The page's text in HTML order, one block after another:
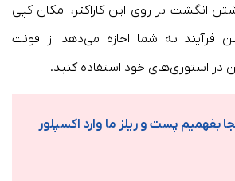
انگشت بر روی این کاراکتر، امکان کپی
فرآیند به شما اجازه می‌دهد از فونت
در استوری‌های خود استفاده کنید.
بفهمیم پست و ریلز ما وارد اکسپلور